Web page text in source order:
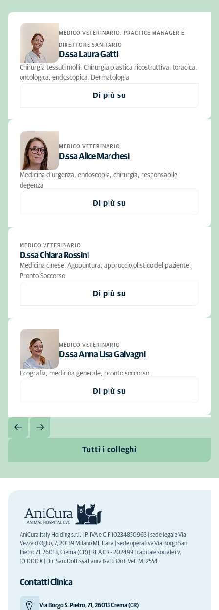
MEDICO VETERINARIO, PRACTICE MANAGER E
DIRETTORE SANITARIO
D.ssa Laura Gatti
Chirurgia tessuti molli, Chirurgia plastica-ricostruttiva, toracica,
oncologica, endoscopica, Dermatologia
Di più su
MEDICO VETERINARIO
D.ssa Alice Marchesi
Medicina d’urgenza, endoscopia, chirurgia, responsabile
degenza
Di più su
MEDICO VETERINARIO
D.ssa Chiara Rossini
Medicina cinese, Agopuntura, approccio olistico del paziente,
Pronto Soccorso
Di più su
MEDICO VETERINARIO
D.ssa Anna Lisa Galvagni
Ecografia, medicina generale, pronto soccorso.
Di più su
Tutti i colleghi
AniCura Italy Holding s.r.l. | P. IVA e C.F 10234850963 | sede legale Via
Vezza d'Oglio, 7, 20139 Milano MI, Italia | sede operativa Via Borgo San
Pietro 71, 26013, Crema (CR) | REA CR - 202499 | capitale sociale i.v.
10.000 € | Dir. San. Dott.ssa Laura Gatti Ord. Vet. MI 2554
Contatti Clinica
Via Borgo S. Pietro, 71, 26013 Crema (CR)